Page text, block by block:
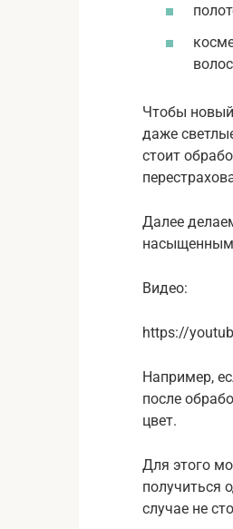
Чтобы
даже
стоит
Далее
насыщенным
Видео:
https://
Например,
после
цвет.
Для этого
получиться
случае не